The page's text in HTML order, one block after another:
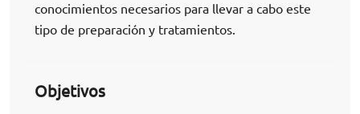
conocimientos necesarios para llevar a cabo este
tipo de preparación y tratamientos.
Objetivos